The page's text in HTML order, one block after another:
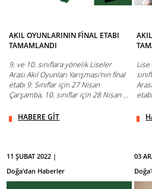
AKIL OYUNLARININ FİNAL ETABI
TAMAMLANDI
9. ve 10. sınıflara yönelik Liseler
Arası Akıl Oyunları Yarışması'nın final
etabı 9. Sınıflar için 27 Nisan
Çarşamba, 10. sınıflar için 28 Nisan ...
HABERE GİT
Lise
11 ŞUBAT 2022 |
Doğa'dan Haberler
03